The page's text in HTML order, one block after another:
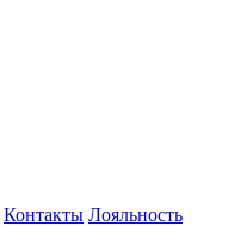
Контакты Лояльность